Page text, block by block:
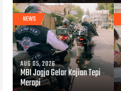
NEWS
AUG 05, 2026
MBI Jogja Gelar Kajian Tepi
Merapi